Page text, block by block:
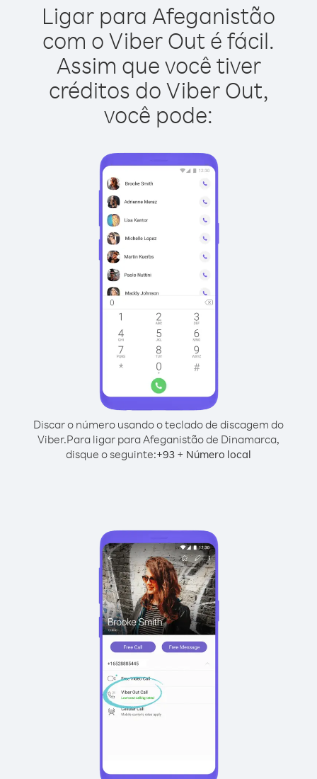
Ligar para Afeganistão
com o Viber Out é fácil.
Assim que você tiver
créditos do Viber Out,
você pode:
Discar o número usando o teclado de discagem do
Viber.Para ligar para Afeganistão de Dinamarca,
disque o seguinte:+93 + Número local